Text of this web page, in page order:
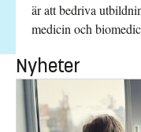
är att bedriva
medicin och
Nyheter